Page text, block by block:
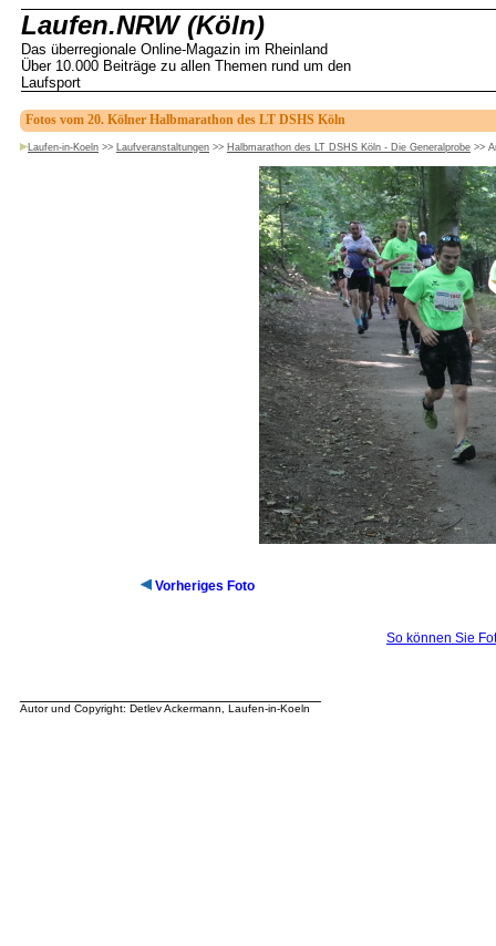
Laufen.NRW (Köln)
Das überregionale Online-Magazin im Rheinland
Über 10.000 Beiträge zu allen Themen rund um den
Laufsport
Fotos vom 20. Kölner Halbmarathon des LT DSHS Köln
Laufen-in-Koeln >> Laufveranstaltungen >> Halbmarathon des LT DSHS Köln - Die Generalprobe >>
Vorheriges Foto
So können Sie
Autor und Copyright: Detlev Ackermann, Laufen-in-Koeln